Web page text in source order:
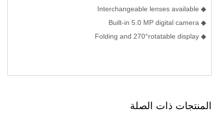
◆ Interchangeable lenses available
◆ Built-in 5.0 MP digital camera
◆ Folding and 270°rotatable display
المنتجات ذات الصلة